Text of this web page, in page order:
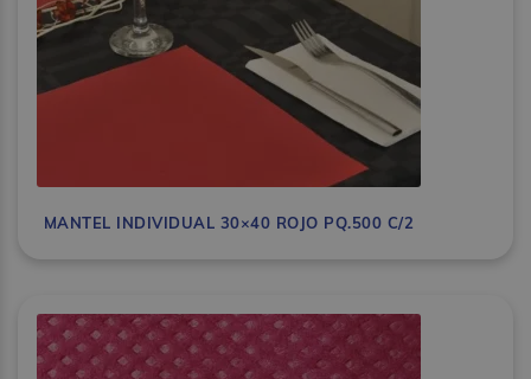
MANTEL INDIVIDUAL 30×40 ROJO PQ.500 C/2